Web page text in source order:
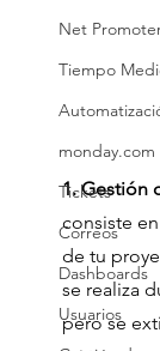
Net
Tiempo
monday.com
Tickets
Correos
Dashboards
Usuarios
1. Gestión
consiste
de tu
se realiza
pero se